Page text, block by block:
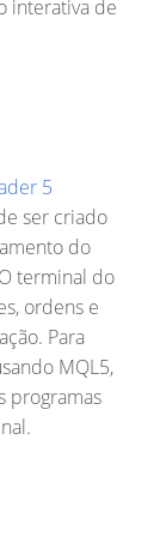
interativa de
5
ser criado
do
terminal do
ordens e
Para
MQL5,
programas